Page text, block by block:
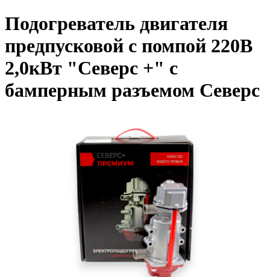
Подогреватель двигателя
предпусковой с помпой 220B
2,0кВт "Северс +" с
бамперным разъемом Северс